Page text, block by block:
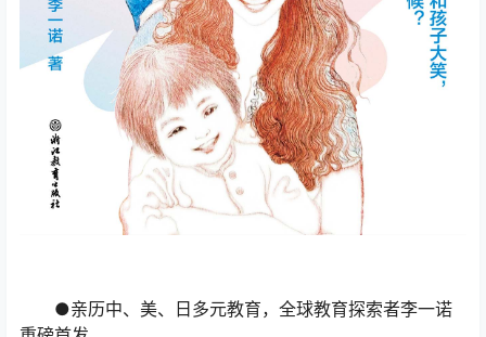
●亲历中、美、日多元教育，全球教育探索者李一诺